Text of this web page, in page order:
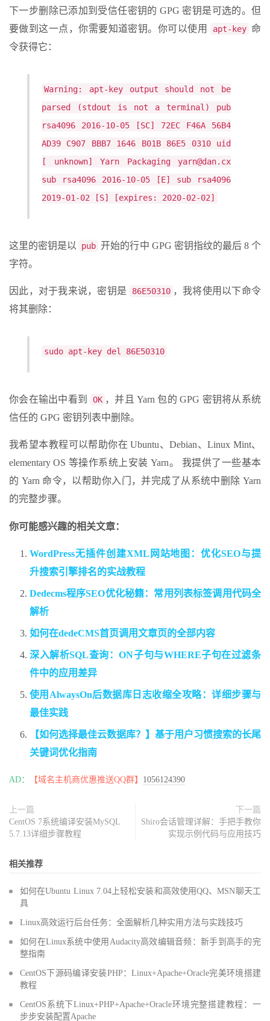
下一步删除已添加到受信任密钥的 GPG 密钥是可选的。但
要做到这一点，你需要知道密钥。你可以使用
apt-key 命
令获得它：
Warning: apt-key output should not be
parsed (stdout is not a terminal) pub
rsa4096 2016-10-05 [SC] 72EC F46A 56B4
AD39 C907 BBB7 1646 B01B 86E5 0310 uid
[ unknown] Yarn Packaging yarn@dan.cx
sub rsa4096 2016-10-05 [E] sub rsa4096
2019-01-02 [S] [expires: 2020-02-02]
这里的密钥是以 pub 开始的行中 GPG 密钥指纹的最后 8 个
字符。
因此，对于我来说，密钥是 86E50310 ，我将使用以下命令
将其删除：
sudo apt-key del 86E50310
你会在输出中看到 OK ，并且 Yarn 包的 GPG 密钥将从系统
信任的 GPG 密钥列表中删除。
我希望本教程可以帮助你在 Ubuntu、Debian、Linux Mint、
elementary OS 等操作系统上安装 Yarn。 我提供了一些基本
的 Yarn 命令，以帮助你入门，并完成了从系统中删除 Yarn
的完整步骤。
你可能感兴趣的相关文章：
WordPress无插件创建XML网站地图：优化SEO与提
升搜索引擎排名的实战教程
Dedecms程序SEO优化秘籍：常用列表标签调用代码全
解析
如何在dedeCMS首页调用文章页的全部内容
深入解析SQL查询：ON子句与WHERE子句在过滤条
件中的应用差异
使用AlwaysOn后数据库日志收缩全攻略：详细步骤与
最佳实践
【如何选择最佳云数据库？】基于用户习惯搜索的长尾
关键词优化指南
AD： 【域名主机商优惠推送QQ群】 1056124390
上一篇
CentOS 7系统编译安装MySQL
5.7.13详细步骤教程
下一篇
Shiro会话管理详解：手把手教你
实现示例代码与应用技巧
相关推荐
如何在Ubuntu Linux 7.04上轻松安装和高效使用QQ、MSN聊天工
具
Linux高效运行后台任务：全面解析几种实用方法与实践技巧
如何在Linux系统中使用Audacity高效编辑音频：新手到高手的完
整指南
CentOS下源码编译安装PHP：Linux+Apache+Oracle完美环境搭建
教程
CentOS系统下Linux+PHP+Apache+Oracle环境完整搭建教程：一
步步安装配置Apache